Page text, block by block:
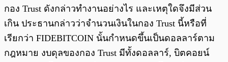
กอง Trust ดังกล่าวทำงานอย่างไร และเหตุใดจึงมีส่วน
เกิน ประธานกล่าวว่าจำนวนเงินในกอง Trust นี้หรือที่
เรียกว่า FIDEBITCOIN นั้นกำหนดขึ้นเป็นดอลลาร์ตาม
กฎหมาย งบดุลของกอง Trust มีทั้งดอลลาร์, บิตคอยน์